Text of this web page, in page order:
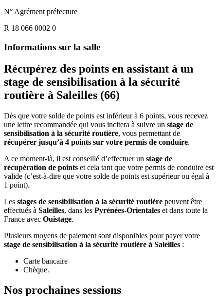
N° Agrément préfecture
R 18 066 0002 0
Informations sur la salle
Récupérez des points en assistant à un
stage de sensibilisation à la sécurité
routière à Saleilles (66)
Dès que votre solde de points est inférieur à 6 points, vous recevez
une lettre recommandée qui vous incitera à suivre un stage de
sensibilisation à la sécurité routière, vous permettant de
récupérer jusqu’à 4 points sur votre permis de conduire.
A ce moment-là, il est conseillé d’effectuer un stage de
récupération de points et cela tant que votre permis de conduire est
valide (c’est-à-dire que votre solde de points est supérieur ou égal à
1 point).
Les stages de sensibilisation à la sécurité routière peuvent être
effectués à Saleilles, dans les Pyrénées-Orientales et dans toute la
France avec Ouistage.
Plusieurs moyens de paiement sont disponibles pour payer votre
stage de sensibilisation à la sécurité routière à Saleilles :
Carte bancaire
Chèque.
Nos prochaines sessions